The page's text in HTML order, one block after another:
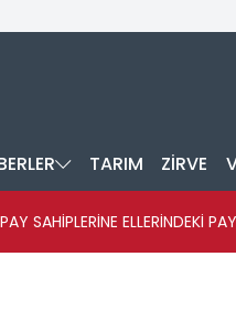
TARIM ZİRVE
SAHİPLERİNE ELLERİNDEKİ